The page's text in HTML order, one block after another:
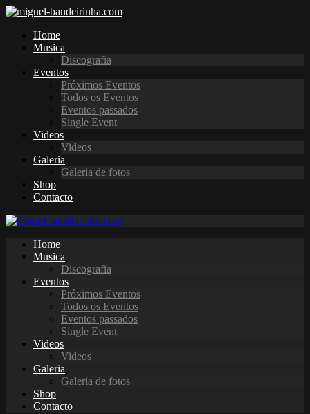
Home
Musica
Discografia
Eventos
Próximos Eventos
Todos os Eventos
Eventos passados
Single Event
Videos
Videos
Galeria
Galeria de fotos
Shop
Contacto
Home
Musica
Discografia
Eventos
Próximos Eventos
Todos os Eventos
Eventos passados
Single Event
Videos
Videos
Galeria
Galeria de fotos
Shop
Contacto